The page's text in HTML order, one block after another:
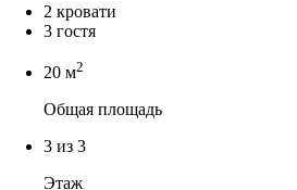
2 кровати
3 гостя
20 м2
Общая площадь
3 из 3
Этаж